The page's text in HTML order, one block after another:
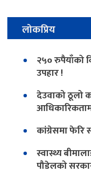
लोकप्रिय
२५० रुपैयाँको
उपहार !
देउवाको ठूलो
कांग्रेसमा फेरि
स्वास्थ्य
पौडेलको